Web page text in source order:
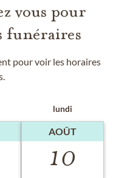
vous pour
funéraires
pour voir les horaires
lundi
AOÛT
10